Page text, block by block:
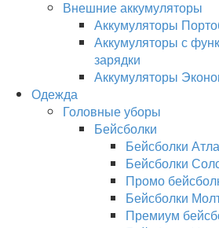
Внешние аккумуляторы
Аккумуляторы
Аккумуляторы с
зарядки
Аккумуляторы
Одежда
Головные уборы
Бейсболки
Бейсболки
Бейсболки
Промо
Бейсболки
Премиум